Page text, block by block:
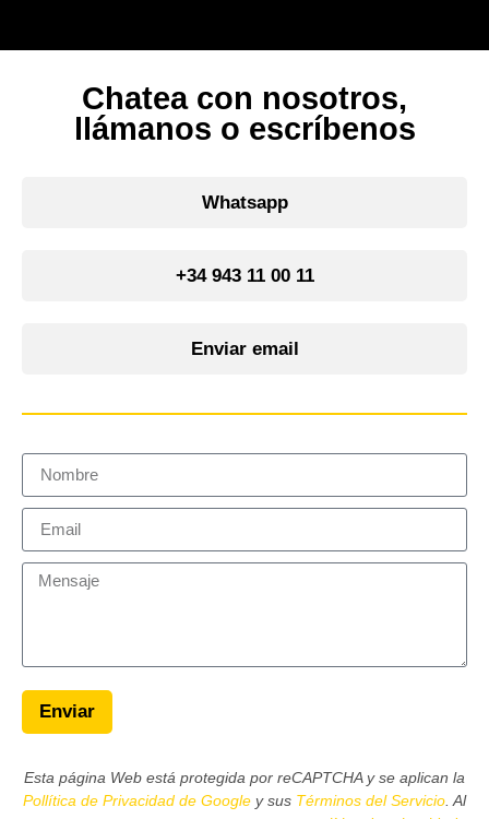
Chatea con nosotros,
llámanos o escríbenos
Whatsapp
+34 943 11 00 11
Enviar email
Enviar
Esta página Web está protegida por reCAPTCHA y se aplican la
Pollítica de Privacidad de Google y sus Términos del Servicio . Al